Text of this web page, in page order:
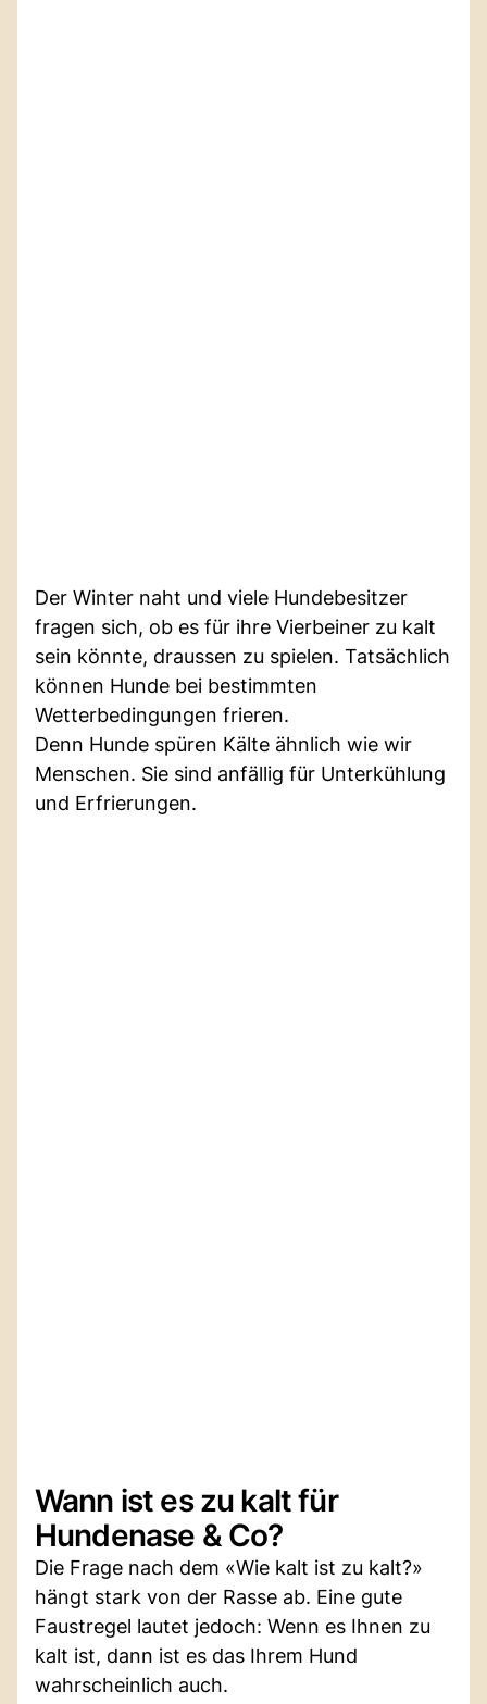
Der Winter naht und viele Hundebesitzer
fragen sich, ob es für ihre Vierbeiner zu kalt
sein könnte, draussen zu spielen. Tatsächlich
können Hunde bei bestimmten
Wetterbedingungen frieren.
Denn Hunde spüren Kälte ähnlich wie wir
Menschen. Sie sind anfällig für Unterkühlung
und Erfrierungen.
Wann ist es zu kalt für
Hundenase & Co?
Die Frage nach dem «Wie kalt ist zu kalt?»
hängt stark von der Rasse ab. Eine gute
Faustregel lautet jedoch: Wenn es Ihnen zu
kalt ist, dann ist es das Ihrem Hund
wahrscheinlich auch.